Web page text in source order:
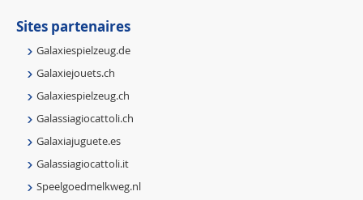
Sites partenaires
Galaxiespielzeug.de
Galaxiejouets.ch
Galaxiespielzeug.ch
Galassiagiocattoli.ch
Galaxiajuguete.es
Galassiagiocattoli.it
Speelgoedmelkweg.nl